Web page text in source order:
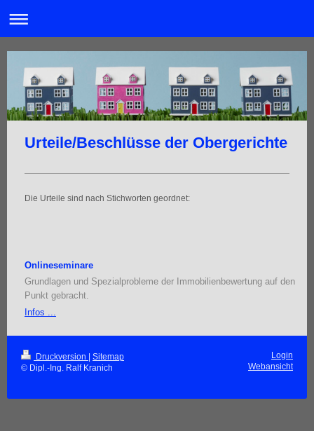
Urteile/Beschlüsse der Obergerichte
Die Urteile sind nach Stichworten geordnet:
Onlineseminare
Grundlagen und Spezialprobleme der Immobilienbewertung auf den
Punkt gebracht.
Infos ...
Druckversion | Sitemap
© Dipl.-Ing. Ralf Kranich
Login
Webansicht